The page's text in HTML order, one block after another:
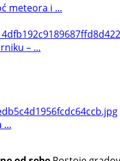
meteora i ...
– ...
...